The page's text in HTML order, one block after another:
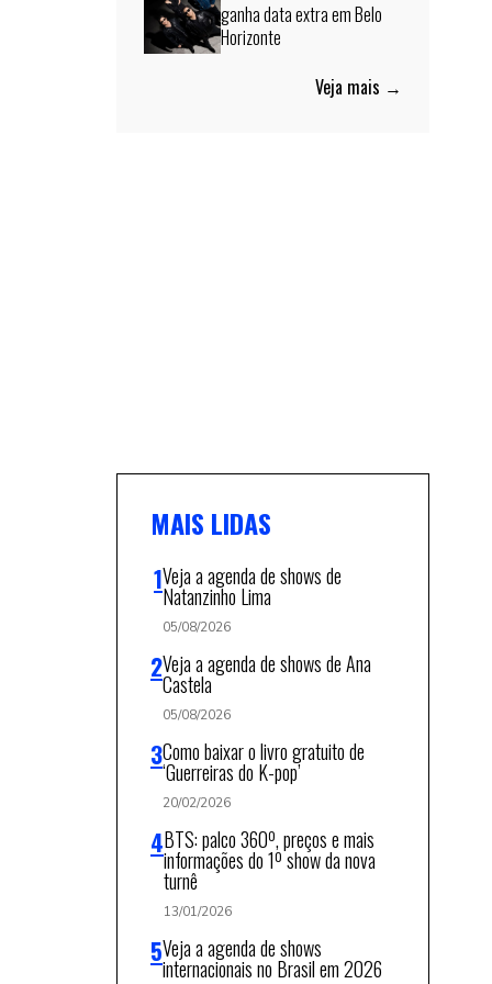
ganha data extra em Belo
Horizonte
Veja mais →
MAIS LIDAS
Veja a agenda de shows de
Natanzinho Lima
05/08/2026
Veja a agenda de shows de Ana
Castela
05/08/2026
Como baixar o livro gratuito de
‘Guerreiras do K-pop’
20/02/2026
BTS: palco 360º, preços e mais
informações do 1º show da nova
turnê
13/01/2026
Veja a agenda de shows
internacionais no Brasil em 2026